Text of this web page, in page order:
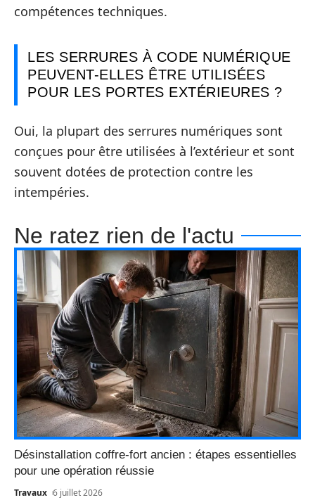
compétences techniques.
LES SERRURES À CODE NUMÉRIQUE
PEUVENT-ELLES ÊTRE UTILISÉES
POUR LES PORTES EXTÉRIEURES ?
Oui, la plupart des serrures numériques sont
conçues pour être utilisées à l’extérieur et sont
souvent dotées de protection contre les
intempéries.
Ne ratez rien de l'actu
Désinstallation coffre-fort ancien : étapes essentielles
pour une opération réussie
Travaux 6 juillet 2026